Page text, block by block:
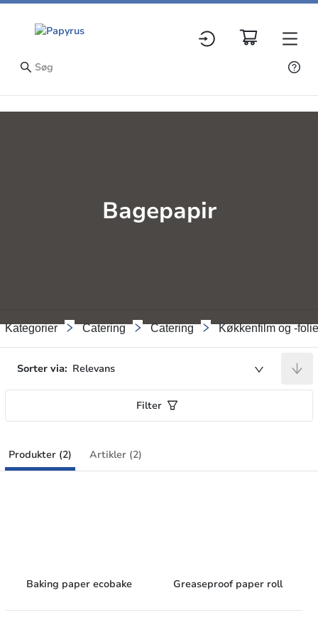
Bagepapir
Kategorier Catering Catering Køkkenfilm og -
Sorter via: Relevans
Filter
Produkter (2) Artikler (2)
Baking paper ecobake Greaseproof paper roll